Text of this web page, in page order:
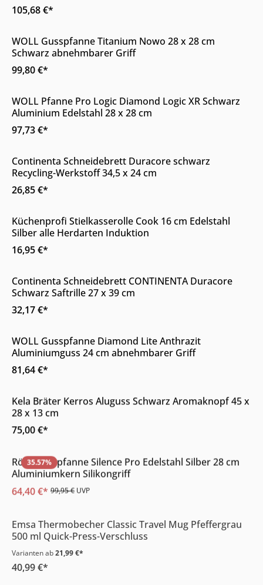
105,68 €*
Online & im Möbelhaus verfügbar
WOLL Gusspfanne Titanium Nowo 28 x 28 cm
Schwarz abnehmbarer Griff
99,80 €*
Online & im Möbelhaus verfügbar
WOLL Pfanne Pro Logic Diamond Logic XR Schwarz
Aluminium Edelstahl 28 x 28 cm
97,73 €*
Online & im Möbelhaus verfügbar
Continenta Schneidebrett Duracore schwarz
Recycling-Werkstoff 34,5 x 24 cm
26,85 €*
Online & im Möbelhaus verfügbar
Küchenprofi Stielkasserolle Cook 16 cm Edelstahl
Silber alle Herdarten Induktion
16,95 €*
Online & im Möbelhaus verfügbar
Continenta Schneidebrett CONTINENTA Duracore
Schwarz Saftrille 27 x 39 cm
32,17 €*
Online & im Möbelhaus verfügbar
WOLL Gusspfanne Diamond Lite Anthrazit
Aluminiumguss 24 cm abnehmbarer Griff
81,64 €*
Online & im Möbelhaus verfügbar
Kela Bräter Kerros Aluguss Schwarz Aromaknopf 45 x
28 x 13 cm
75,00 €*
35.57%
Online & im Möbelhaus verfügbar
Rösle Bratpfanne Silence Pro Edelstahl Silber 28 cm
Aluminiumkern Silikongriff
64,40 €* 99,95 € UVP
Online & im Möbelhaus verfügbar
Emsa Thermobecher Classic Travel Mug Pfeffergrau
500 ml Quick-Press-Verschluss
Varianten ab 21,99 €*
40,99 €*
Online & im Möbelhaus verfügbar